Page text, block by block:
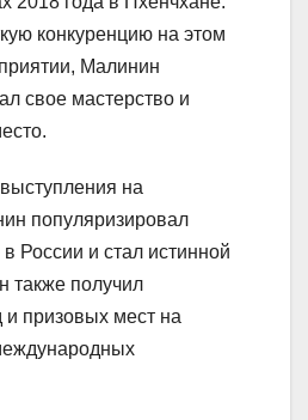
конкуренцию на этом
Малинин
свое мастерство и
на
популяризировал
России и стал истинной
также получил
и призовых мест на